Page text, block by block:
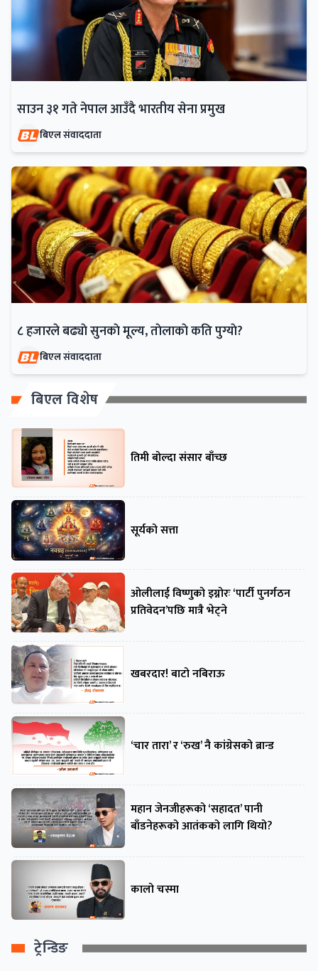
साउन ३१ गते नेपाल आउँदै भारतीय सेना प्रमुख
बिएल संवाददाता
८ हजारले बढ्याे सुनकाे मूल्य, ताेलाकाे कति पुग्याे?
बिएल संवाददाता
बिएल विशेष
तिमी बोल्दा संसार बाँच्छ
सूर्यको सत्ता
ओलीलाई विष्णुको इग्नोरः ‘पार्टी पुनर्गठन
प्रतिवेदन’पछि मात्रै भेट्ने
खबरदार! बाटो नबिराऊ
‘चार तारा’ र ‘रुख’ नै कांग्रेसको ब्रान्ड
महान जेनजीहरूको ‘सहादत’ पानी
बाँडनेहरूको आतंकको लागि थियो?
कालो चस्मा
ट्रेन्डिङ